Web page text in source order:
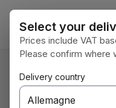
Passer au contenu
Vous êtes ici : Accueil
Peintures et vernis
Select your
Prices include VAT
Please confirm where
Delivery country